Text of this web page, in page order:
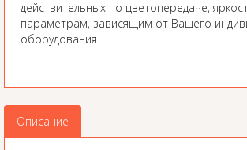
действительных по цветопередаче,
параметрам, зависящим от Вашего
оборудования.
Описание